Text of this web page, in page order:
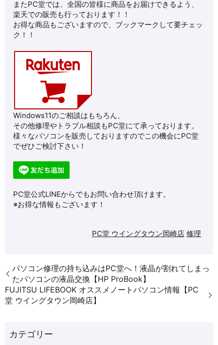
またPC堂では、全国の皆様に商品をお届けできるよう、
楽天での販売も行っております！！
お得な商品もございますので、ブックマークして要チェッ
ク！！
Windows11のご相談はもちろん、
その他修理やトラブル相談もPC堂にて承っております。
様々なパソコンを販売しておりますのでこの機会にPC堂
でぜひご検討下さい！
PC堂公式LINEからでもお問い合わせ頂けます。
※お得な情報もございます！
PC堂 ウイングタウン岡崎店 修理
パソコン修理の持ち込みはPC堂へ！液晶が割れてしまっ
たパソコンの液晶交換【HP ProBook】
FUJITSU LIFEBOOK オススメノートパソコン情報【PC
堂 ウイングタウン岡崎店】